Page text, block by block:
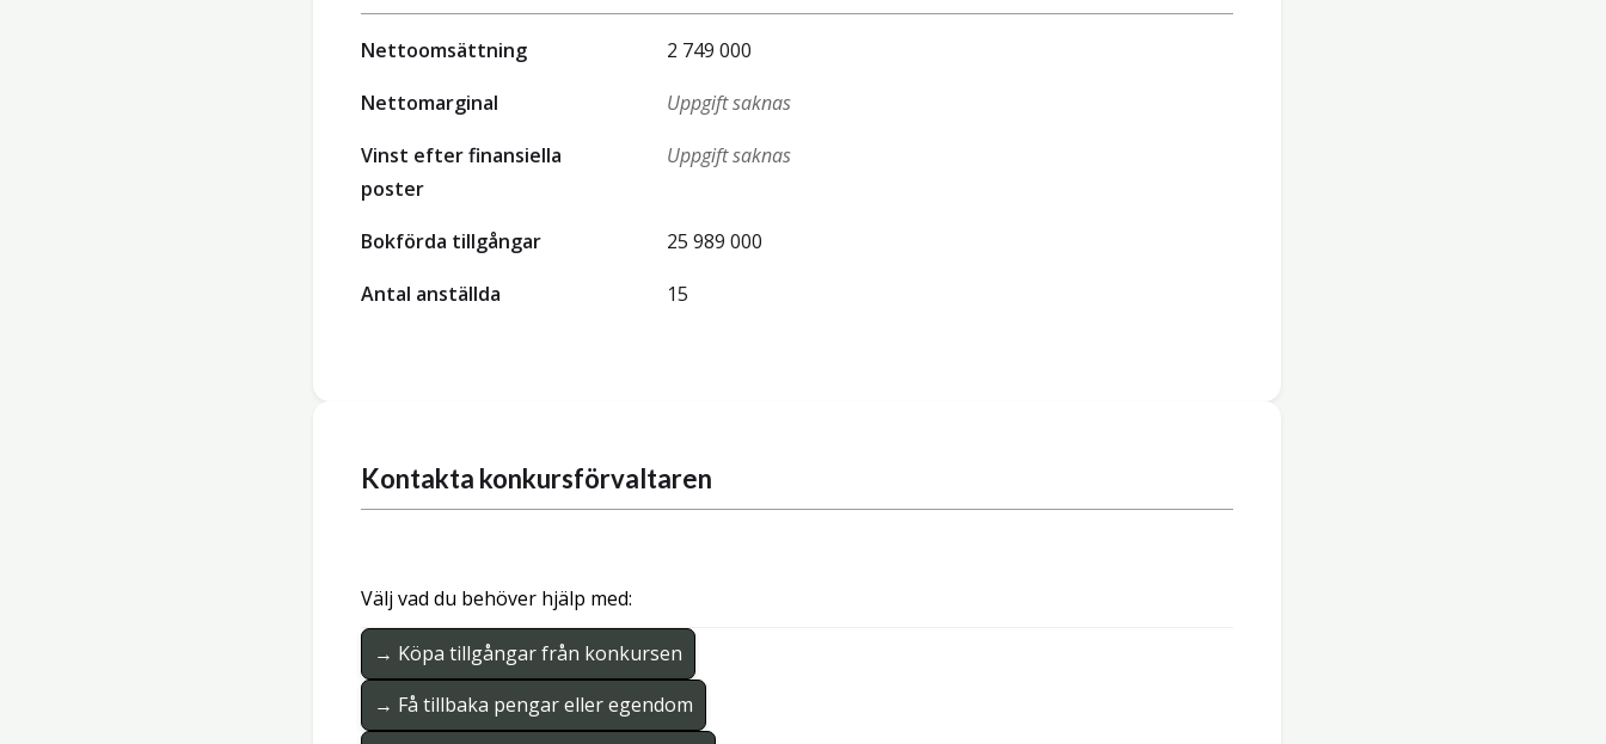
Nettoomsättning
2 749 000
Nettomarginal
Uppgift saknas
Vinst efter finansiella
poster
Uppgift saknas
Bokförda tillgångar
25 989 000
Antal anställda
15
Kontakta konkursförvaltaren
Välj vad du behöver hjälp med:
→ Köpa tillgångar från konkursen
→ Få tillbaka pengar eller egendom